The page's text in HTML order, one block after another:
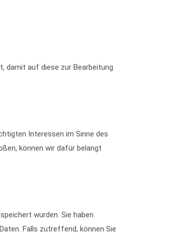
damit auf diese zur Bearbeitung
Interessen im Sinne des
können wir dafür belangt
wurden. Sie haben
Falls zutreffend, können Sie